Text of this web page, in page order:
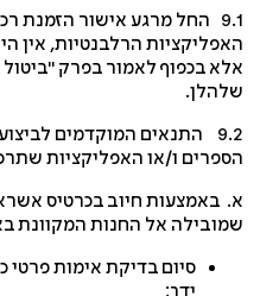
9.1 החל מרגע אישור הזמנת רכישה
הרלבנטיות, אין היא
בכפוף לאמור בפרק "ביטול
9.2 התנאים המוקדמים לביצוע
ו/או האפליקציות שתרכוש,
באמצעות חיוב בכרטיס אשראי
אל החנות המקוונת באתר:
סיום בדיקת אימות פרטי